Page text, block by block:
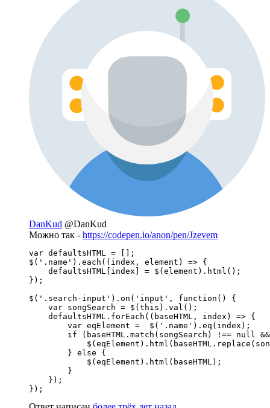
DanKud @DanKud
Можно так - https://codepen.io/anon/pen/Jzevem
var defaultsHTML = [];
$('.name').each((index, element) => {
    defaultsHTML[index] = $(element).html();
});
$('.search-input').on('input', function() {
    var songSearch = $(this).val();
    defaultsHTML.forEach((baseHTML, index) => {
        var eqElement =  $('.name').eq(index);
if (baseHTML.match(songSearch) !== null
        } else {
            $(eqElement).html(baseHTML);
        }
    });
});